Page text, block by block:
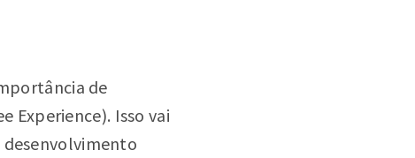
de
Experience). Isso vai
desenvolvimento